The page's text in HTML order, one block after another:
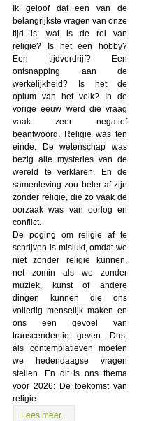
Ik geloof dat een van de
belangrijkste vragen van onze
tijd is: wat is de rol van
religie? Is het een hobby?
Een tijdverdrijf? Een
ontsnapping aan de
werkelijkheid? Is het de
opium van het volk? In de
vorige eeuw werd die vraag
vaak zeer negatief
beantwoord. Religie was ten
einde. De wetenschap was
bezig alle mysteries van de
wereld te verklaren. En de
samenleving zou beter af zijn
zonder religie, die zo vaak de
oorzaak was van oorlog en
conflict.
De poging om religie af te
schrijven is mislukt, omdat we
niet zonder religie kunnen,
net zomin als we zonder
muziek, kunst of andere
dingen kunnen die ons
volledig menselijk maken en
ons een gevoel van
transcendentie geven. Dus,
als contemplatieven moeten
we hedendaagse vragen
stellen. En dit is ons thema
voor 2026: De toekomst van
religie.
Lees meer...